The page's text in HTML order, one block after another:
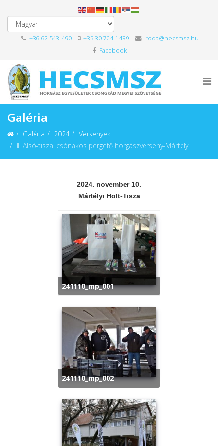
+36 62 543-490 +36 30 724-1439
iroda@hecsmsz.hu
Facebook
Galéria
Galéria 2024
Versenyek
II. Alsó-tiszai csónakos pergető horgászverseny-Mártély
2024. november 10.
Mártélyi Holt-Tisza
241110_mp_001
241110_mp_002